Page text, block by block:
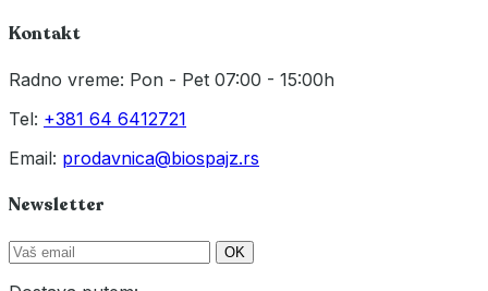
Kontakt
Radno vreme: Pon - Pet 07:00 - 15:00h
Tel: +381 64 6412721
Email: prodavnica@biospajz.rs
Newsletter
OK